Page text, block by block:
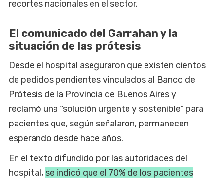
recortes nacionales en el sector.
El comunicado del Garrahan y la
situación de las prótesis
Desde el hospital aseguraron que existen cientos
de pedidos pendientes vinculados al Banco de
Prótesis de la Provincia de Buenos Aires y
reclamó una “solución urgente y sostenible” para
pacientes que, según señalaron, permanecen
esperando desde hace años.
En el texto difundido por las autoridades del
hospital, se indicó que el 70% de los pacientes